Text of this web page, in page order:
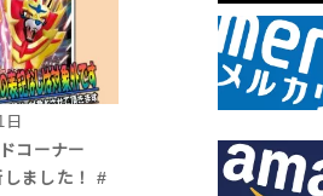
コーナー
ました！ #